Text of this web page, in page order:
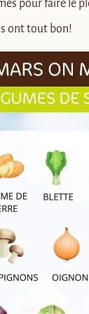
pour faire le
ont tout bon!